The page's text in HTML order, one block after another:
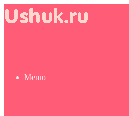
Меню